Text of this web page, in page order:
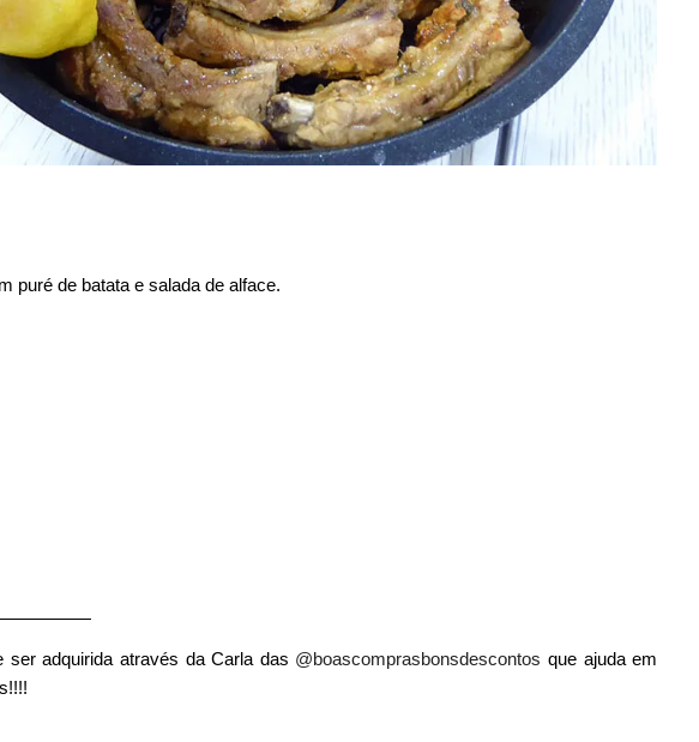
puré de batata e salada de alface.
ser adquirida através da Carla das @boascomprasbonsdescontos que ajuda em